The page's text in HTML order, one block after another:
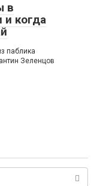
в
и когда
паблика
Зеленцов